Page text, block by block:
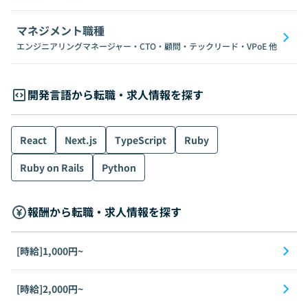
マネジメント職種
エンジニアリングマネージャー・CTO・顧問・テックリード・VPoE他
開発言語から転職・求人情報を探す
React Next.js TypeScript
Ruby
Ruby on Rails
Python
報酬から転職・求人情報を探す
[時給]1,000円~
[時給]2,000円~